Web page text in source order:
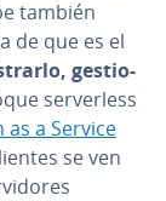
también
de que es el
ge­s­tio­
se­r­ve­r­le­ss
a Service
se ven